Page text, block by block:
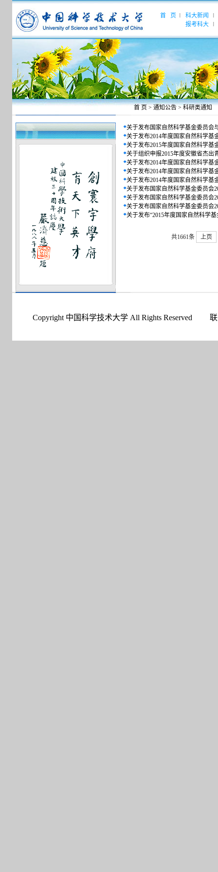
首 页 科大新闻
报考科大
首 页 > 通知公告 > 科研类通知
关于发布国家自然科学基金委员会
关于发布2014年度国家自然科学基
关于发布2015年度国家自然科学基
关于组织申报2015年度安徽省杰出
关于发布2014年度国家自然科学基
关于发布2014年度国家自然科学基
关于发布2014年度国家自然科学基
关于发布国家自然科学基金委员会
关于发布国家自然科学基金委员会
关于发布国家自然科学基金委员会
关于发布“2015年度国家自然科学
共1661条 上页
Copyright 中国科学技术大学 All Rights Reserved